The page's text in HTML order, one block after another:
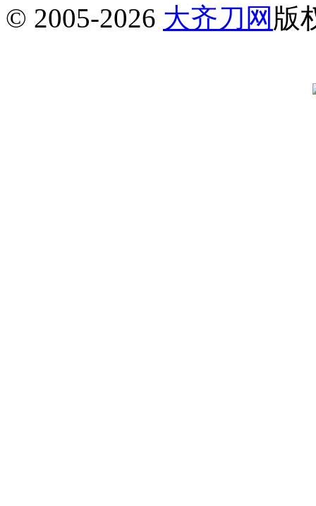
© 2005-2026 大齐刀网 版